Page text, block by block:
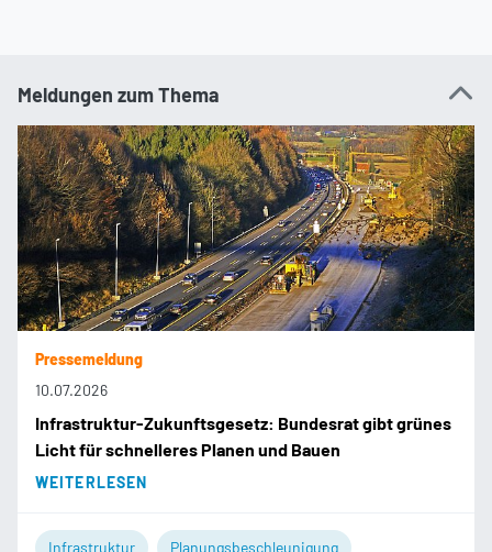
Meldungen zum Thema
Pressemeldung
10.07.2026
Infrastruktur-Zukunftsgesetz: Bundesrat gibt grünes
Licht für schnelleres Planen und Bauen
WEITERLESEN
Infrastruktur Planungsbeschleunigung